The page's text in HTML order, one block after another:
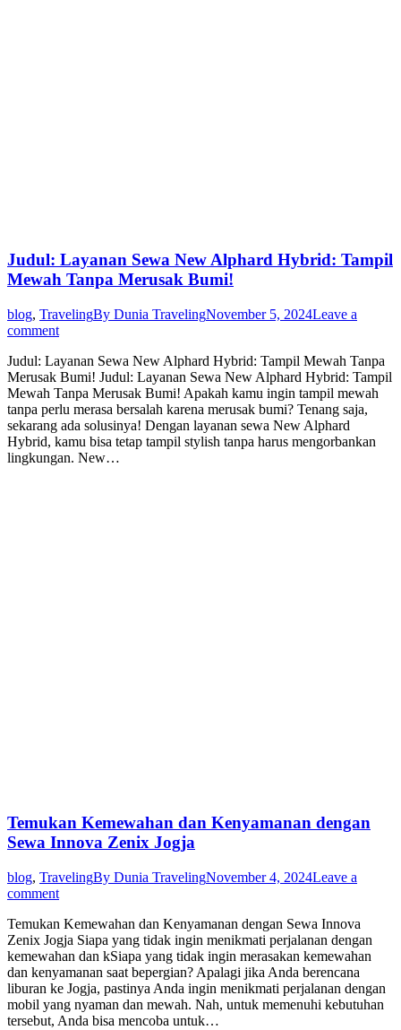
Judul: Layanan Sewa New Alphard Hybrid: Tampil
Mewah Tanpa Merusak Bumi!
blog, TravelingBy Dunia TravelingNovember 5, 2024Leave a
comment
Judul: Layanan Sewa New Alphard Hybrid: Tampil Mewah Tanpa
Merusak Bumi! Judul: Layanan Sewa New Alphard Hybrid: Tampil
Mewah Tanpa Merusak Bumi! Apakah kamu ingin tampil mewah
tanpa perlu merasa bersalah karena merusak bumi? Tenang saja,
sekarang ada solusinya! Dengan layanan sewa New Alphard
Hybrid, kamu bisa tetap tampil stylish tanpa harus mengorbankan
lingkungan. New…
Temukan Kemewahan dan Kenyamanan dengan
Sewa Innova Zenix Jogja
blog, TravelingBy Dunia TravelingNovember 4, 2024Leave a
comment
Temukan Kemewahan dan Kenyamanan dengan Sewa Innova
Zenix Jogja Siapa yang tidak ingin menikmati perjalanan dengan
kemewahan dan kSiapa yang tidak ingin merasakan kemewahan
dan kenyamanan saat bepergian? Apalagi jika Anda berencana
liburan ke Jogja, pastinya Anda ingin menikmati perjalanan dengan
mobil yang nyaman dan mewah. Nah, untuk memenuhi kebutuhan
tersebut, Anda bisa mencoba untuk…